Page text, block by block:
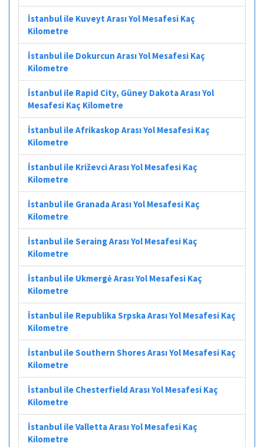
İstanbul ile Kuveyt Arası Yol Mesafesi Kaç
Kilometre
İstanbul ile Dokurcun Arası Yol Mesafesi Kaç
Kilometre
İstanbul ile Rapid City, Güney Dakota Arası Yol
Mesafesi Kaç Kilometre
İstanbul ile Afrikaskop Arası Yol Mesafesi Kaç
Kilometre
İstanbul ile Križevci Arası Yol Mesafesi Kaç
Kilometre
İstanbul ile Granada Arası Yol Mesafesi Kaç
Kilometre
İstanbul ile Seraing Arası Yol Mesafesi Kaç
Kilometre
İstanbul ile Ukmergė Arası Yol Mesafesi Kaç
Kilometre
İstanbul ile Republika Srpska Arası Yol Mesafesi Kaç
Kilometre
İstanbul ile Southern Shores Arası Yol Mesafesi Kaç
Kilometre
İstanbul ile Chesterfield Arası Yol Mesafesi Kaç
Kilometre
İstanbul ile Valletta Arası Yol Mesafesi Kaç
Kilometre